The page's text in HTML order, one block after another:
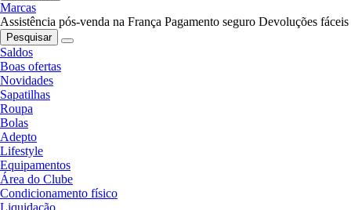
Marcas
Assistência pós-venda na França Pagamento seguro Devoluções fáceis
Pesquisar
Saldos
Boas ofertas
Novidades
Sapatilhas
Roupa
Bolas
Adepto
Lifestyle
Equipamentos
Área do Clube
Condicionamento físico